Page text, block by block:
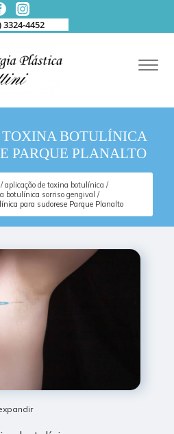
3324-4452
BOTULÍNICA
PARQUE PLANALTO
aplicação de toxina botulínica
botulínica sorriso gengival
para sudorese Parque Planalto